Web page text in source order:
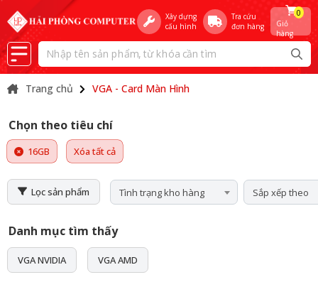
Xây dựng
cấu hình
Tra cứu
đơn hàng
Giỏ
hàng
0
Trang chủ VGA - Card Màn Hình
Chọn theo tiêu chí
16GB Xóa tất cả
Lọc sản phẩm Tình trạng kho hàng Sắp xếp theo
Danh mục tìm thấy
VGA NVIDIA VGA AMD